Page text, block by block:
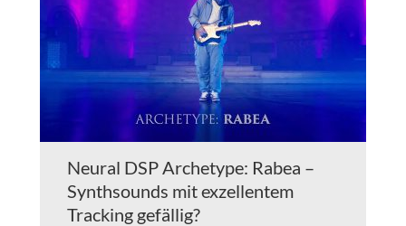
Neural DSP Archetype: Rabea –
Synthsounds mit exzellentem
Tracking gefällig?